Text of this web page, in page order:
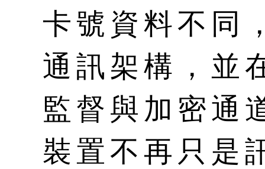
卡號資料不同
通訊架構，並
監督與加密通
裝置不再只是